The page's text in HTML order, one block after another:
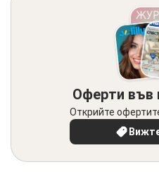
Оферти във
Открийте